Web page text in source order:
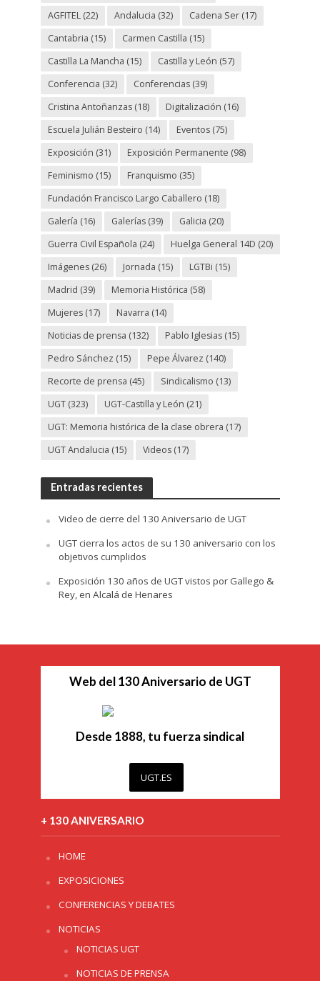
AGFITEL(22) Andalucia (32) Cadena Ser(17)
Cantabria (15) Carmen Castilla (15)
Castilla La Mancha (15) Castilla y León (57)
Conferencia (32) Conferencias(39)
Cristina Antoñanzas(18) Digitalización (16)
Escuela Julián Besteiro (14) Eventos(75)
Exposición (31) Exposición Permanente (98)
Feminismo (15) Franquismo (35)
Fundación Francisco Largo Caballero (18)
Galería (16) Galerías(39) Galicia (20)
Guerra Civil Española (24) Huelga General 14D (20)
Imágenes(26) Jornada (15) LGTBi (15)
Madrid (39) Memoria Histórica (58)
Mujeres(17) Navarra (14)
Noticias de prensa (132) Pablo Iglesias(15)
Pedro Sánchez (15) Pepe Álvarez (140)
Recorte de prensa (45) Sindicalismo (13)
UGT(323) UGT-Castilla y León (21)
UGT: Memoria histórica de la clase obrera (17)
UGT Andalucia (15) Videos(17)
Entradas recientes
Video de cierre del 130 Aniversario de UGT
UGT cierra los actos de su 130 aniversario con los
objetivos cumplidos
Exposición 130 años de UGT vistos por Gallego &
Rey, en Alcalá de Henares
Web del 130 Aniversario de UGT
Desde 1888, tu fuerza sindical
UGT.ES
+ 130 ANIVERSARIO
HOME
EXPOSICIONES
CONFERENCIAS Y DEBATES
NOTICIAS
NOTICIAS UGT
NOTICIAS DE PRENSA